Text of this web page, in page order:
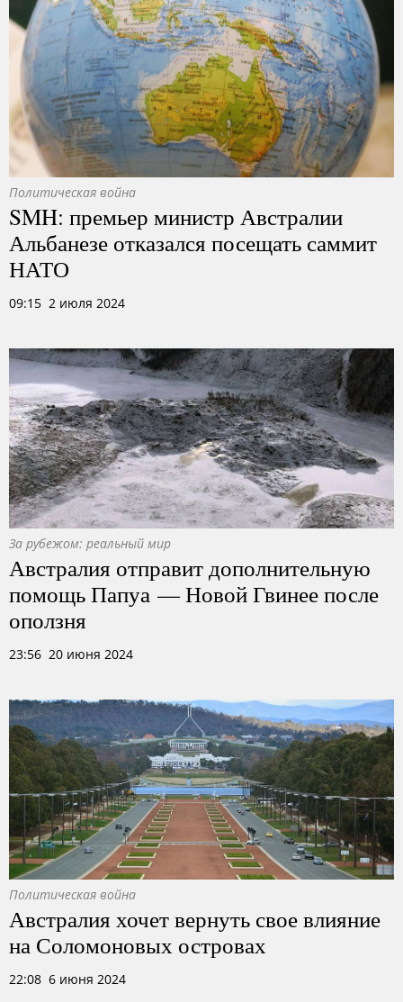
Политическая война
SMH: премьер министр Австралии
Альбанезе отказался посещать саммит
НАТО
09:15 2 июля 2024
За рубежом: реальный мир
Австралия отправит дополнительную
помощь Папуа — Новой Гвинее после
оползня
23:56 20 июня 2024
Политическая война
Австралия хочет вернуть свое влияние
на Соломоновых островах
22:08 6 июня 2024